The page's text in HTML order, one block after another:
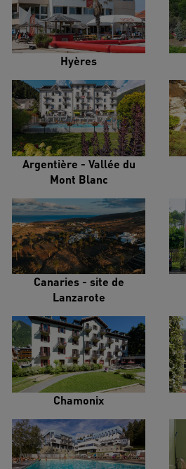
Hyères
Argentière - Vallée du
Mont Blanc
Canaries - site de
Lanzarote
Chamonix